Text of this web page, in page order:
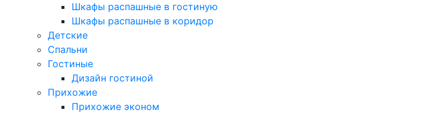
Шкафы распашные в гостиную
Шкафы распашные в коридор
Детские
Спальни
Гостиные
Дизайн гостиной
Прихожие
Прихожие эконом